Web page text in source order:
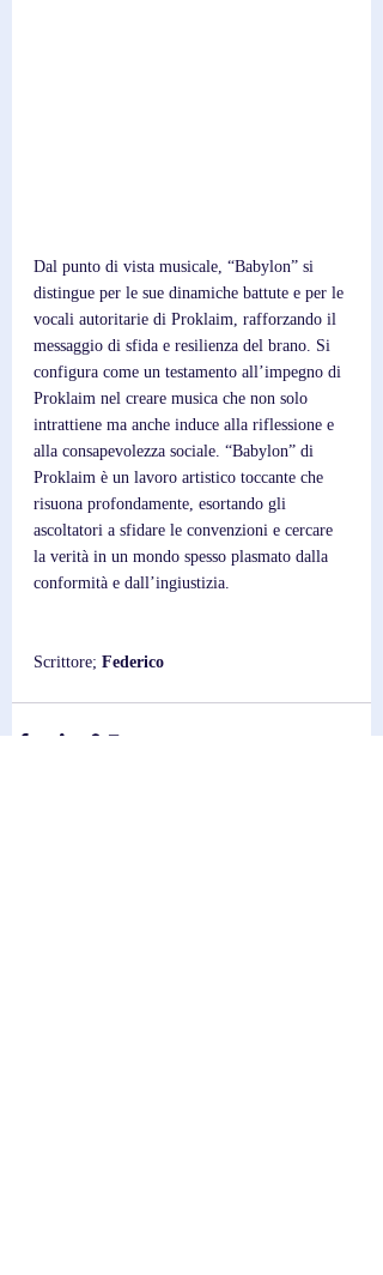
Dal punto di vista musicale, “Babylon” si
distingue per le sue dinamiche battute e per le
vocali autoritarie di Proklaim, rafforzando il
messaggio di sfida e resilienza del brano. Si
configura come un testamento all’impegno di
Proklaim nel creare musica che non solo
intrattiene ma anche induce alla riflessione e
alla consapevolezza sociale. “Babylon” di
Proklaim è un lavoro artistico toccante che
risuona profondamente, esortando gli
ascoltatori a sfidare le convenzioni e cercare
la verità in un mondo spesso plasmato dalla
conformità e dall’ingiustizia.
Scrittore; Federico